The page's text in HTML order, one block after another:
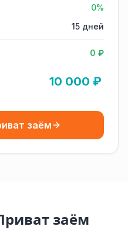
0%
15 дней
0 ₽
10 000 ₽
заём
заём